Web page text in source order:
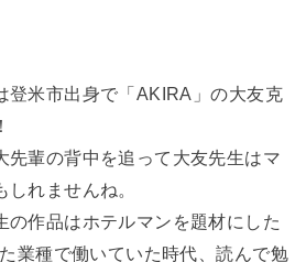
登米市出身で「AKIRA」の大友克
先輩の背中を追って大友先生はマ
れませんね。
の作品はホテルマンを題材にした
業種で働いていた時代、読んで勉